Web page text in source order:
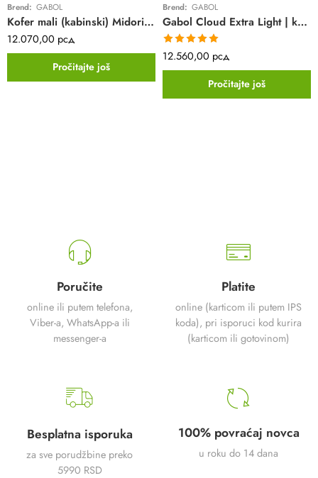
Brend: GABOL
Kofer mali (kabinski) Midori Gabol | sivi | polipropilen
12.070,00 рсд
Pročitajte još
Brend: GABOL
Gabol Cloud Extra Light | kabinski kofer | crni | 4 točkića | platneni
Ocenjeno sa
5.00od 5
12.560,00 рсд
Pročitajte još
Poručite
online ili putem telefona,
Viber-a, WhatsApp-a ili
messenger-a
Platite
online (karticom ili putem IPS
koda), pri isporuci kod kurira
(karticom ili gotovinom)
Besplatna isporuka
za sve porudžbine preko
5990 RSD
100% povraćaj novca
u roku do 14 dana